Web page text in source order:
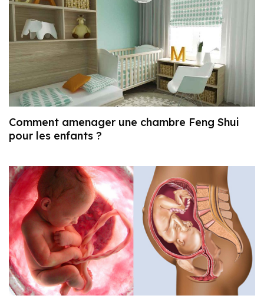
Comment amenager une chambre Feng Shui
pour les enfants ?